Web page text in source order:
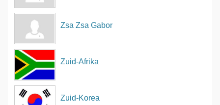
Zsa Zsa Gabor
Zuid-Afrika
Zuid-Korea